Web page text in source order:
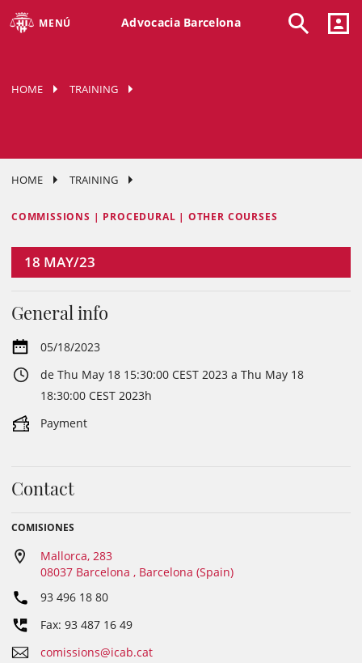
MENÚ Advocacia Barcelona
HOME TRAINING
HOME TRAINING
COMMISSIONS | PROCEDURAL | OTHER COURSES
18 MAY/23
General info
05/18/2023
de Thu May 18 15:30:00 CEST 2023 a Thu May 18
18:30:00 CEST 2023h
Payment
Contact
COMISIONES
Mallorca, 283
08037 Barcelona , Barcelona (Spain)
93 496 18 80
Fax: 93 487 16 49
comissions@icab.cat